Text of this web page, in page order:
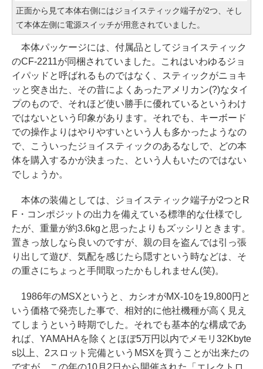
正面から見て本体右側にはジョイスティック端子が2つ、そし
て本体左側に電源スイッチが用意されていました。
本体パッケージには、付属品としてジョイスティック
のCF-2211が同梱されていました。これはいわゆるジョ
イパッドと呼ばれるものではなく、スティックがニョキ
ッと突き出た、その昔によくあったアメリカン(?)なタイ
プのもので、それほど使い勝手に優れているというわけ
ではないという印象があります。それでも、キーボード
での操作よりはやりやすいという人も多かったようなの
で、こういったジョイスティックのあるなしで、どの本
体を購入するかが決まった、という人もいたのではない
でしょうか。
本体の装備としては、ジョイスティック端子が2つとR
F・コンポジットの出力を備えている標準的な仕様でし
たが、重量が約3.6kgと思ったよりもズッシリときます。
置きっ放しなら良いのですが、親の目を盗んでは引っ張
り出して遊び、気配を感じたら隠すという時などは、そ
の重さにちょっと手間取ったかもしれません(笑)。
1986年のMSXというと、カシオがMX-10を19,800円と
いう価格で発売した事で、相対的に他社機種が高く見え
てしまうという時期でした。それでも基本的な構成であ
れば、YAMAHAを除くとほぼ5万円以内でメモリ32Kbyte
s以上、2スロット完備というMSXを買うことが出来たの
ですが、この年の10月2日から開催された「エレクトロ